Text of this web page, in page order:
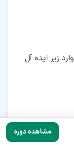
زیر ایده آل
مشاهده دوره